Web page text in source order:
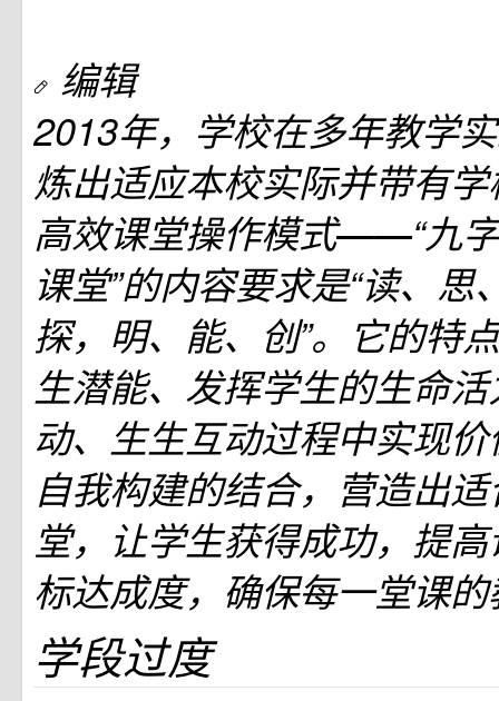
编辑
2013年，学校在多年教学
炼出适应本校实际并带有
高效课堂操作模式――“九字
课堂”的内容要求是“读、思
探，明、能、创”。它的特
生潜能、发挥学生的生命
动、生生互动过程中实现
自我构建的结合，营造出
堂，让学生获得成功，提
标达成度，确保每一堂课
学段过度